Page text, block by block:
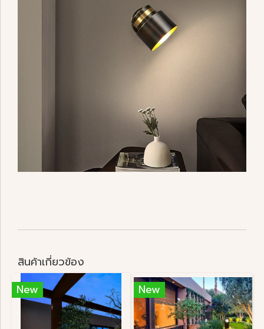
สินค้าเกี่ยวข้อง
New
New